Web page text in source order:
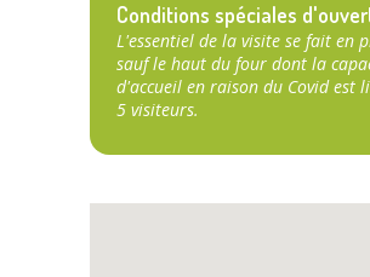
Conditions spéciales
L'essentiel de la visite se fait en
sauf le haut du four dont la
d'accueil en raison du Covid est
5 visiteurs.